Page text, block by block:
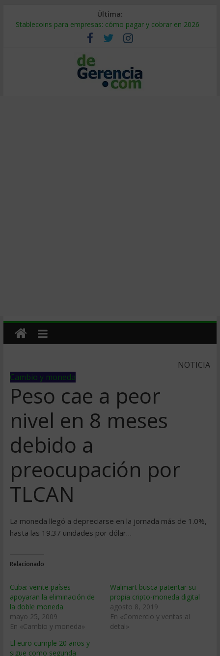
Última:
Stablecoins para empresas: cómo pagar y cobrar en 2026
Despido silencioso: qué es y por qué sale tan caro
IA en selección de personal: cómo auditarla a tiempo
Trabajo forzoso en la cadena de suministro: qué hacer
Mercado hispano de EE. UU.: cómo segmentarlo y venderle
NOTICIA
Cambio y moneda
Peso cae a peor
nivel en 8 meses
debido a
preocupación por
TLCAN
La moneda llegó a depreciarse en la jornada más de 1.0%,
hasta las 19.37 unidades por dólar…
Relacionado
Cuba: veinte paí­ses
apoyaran la eliminación de
la doble moneda
mayo 25, 2009
En «Cambio y moneda»
Walmart busca patentar su
propia cripto-moneda digital
agosto 8, 2019
En «Comercio y ventas al
detal»
El euro cumple 20 años y
sigue como segunda